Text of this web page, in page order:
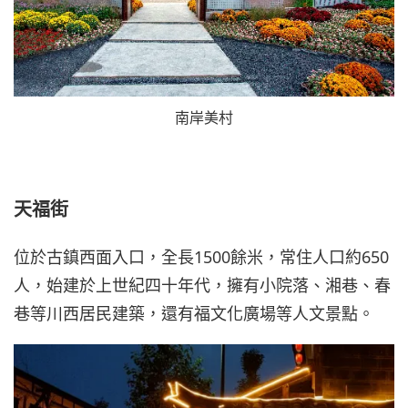
南岸美村
天福街
位於古鎮西面入口，全長1500餘米，常住人口約650
人，始建於上世紀四十年代，擁有小院落、湘巷、春
巷等川西居民建築，還有福文化廣場等人文景點。